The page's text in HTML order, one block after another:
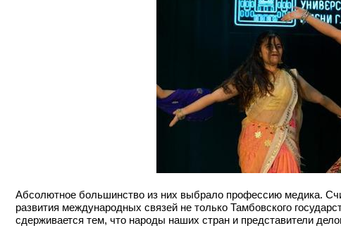
Абсолютное большинство из них выбрало профессию медика.
развития международных связей не только Тамбовского
сдерживается тем, что народы наших стран и представители